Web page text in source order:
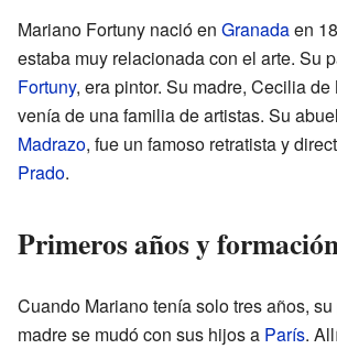
Mariano Fortuny nació en Granadaen
estaba muy relacionada con el arte. Su
Fortuny, era pintor. Su madre, Cecilia
venía de una familia de artistas. Su
Madrazo, fue un famoso retratista y
Prado.
Primeros años y
Cuando Mariano tenía solo tres años,
madre se mudó con sus hijos a París.